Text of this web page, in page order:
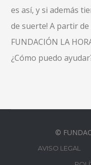
es así, y si además
de suerte! A partir
FUNDACIÓN LA
¿Cómo puedo
©
AVISO LEGAL